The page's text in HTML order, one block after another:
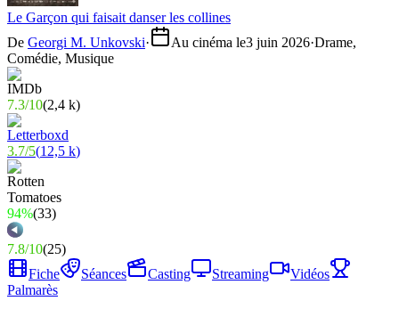
Le Garçon qui faisait danser les collines
De Georgi M. Unkovski· Au cinéma le3 juin 2026·Drame,
Comédie, Musique
7.3/10(2,4 k)
3.7/5(12,5 k)
94%(33)
7.8/10(25)
Fiche
Séances Casting Streaming
Vidéos
Palmarès